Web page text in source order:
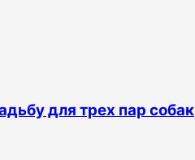
для трех пар собак